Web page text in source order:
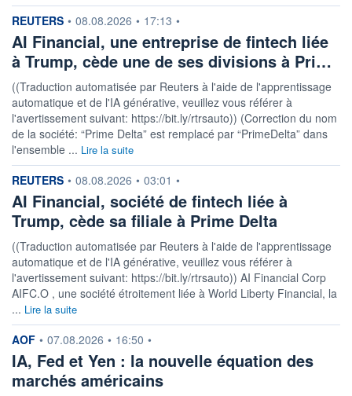
COTATION SPÉCIFIQUE
33,6047 +0,07%
+ PORTEFEUILLE + LISTE
information fournie par
REUTERS • 08.08.2026 • 17:13 •
AI Financial, une entreprise de fintech liée
à Trump, cède une de ses divisions à Pri…
((Traduction automatisée par Reuters à l'aide de l'apprentissage
automatique et de l'IA générative, veuillez vous référer à
l'avertissement suivant: https://bit.ly/rtrsauto)) (Correction du nom
de la société: “Prime Delta” est remplacé par “PrimeDelta” dans
l'ensemble ... Lire la suite
information fournie par
REUTERS • 08.08.2026 • 03:01 •
AI Financial, société de fintech liée à
Trump, cède sa filiale à Prime Delta
((Traduction automatisée par Reuters à l'aide de l'apprentissage
automatique et de l'IA générative, veuillez vous référer à
l'avertissement suivant: https://bit.ly/rtrsauto)) AI Financial Corp
AIFC.O , une société étroitement liée à World Liberty Financial, la
... Lire la suite
information fournie par
AOF • 07.08.2026 • 16:50 •
IA, Fed et Yen : la nouvelle équation des
marchés américains